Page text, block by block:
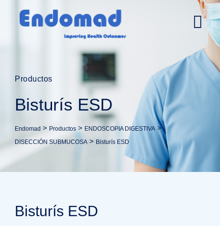
Productos
Bisturís ESD
Endomad > Productos > ENDOSCOPIA DIGESTIVA>
DISECCIÓN SUBMUCOSA > Bisturís ESD
Bisturís ESD